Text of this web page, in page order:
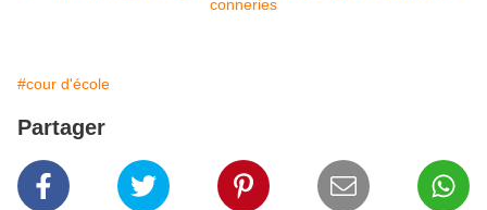
#cour d'école
Partager